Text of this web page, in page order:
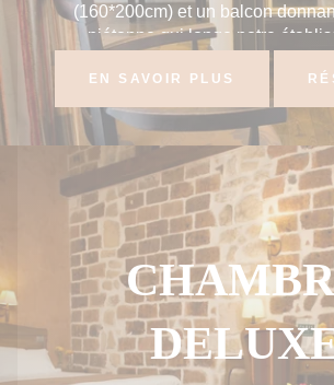
(160*200cm) et un balcon
piétonne qui longe notre
EN SAVOIR PLUS